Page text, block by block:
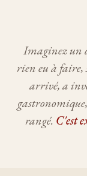
Imaginez un
rien eu à faire,
arrivé, a
rangé. C'est